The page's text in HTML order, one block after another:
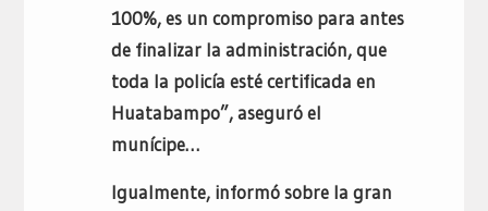
100%, es un compromiso para antes
de finalizar la administración, que
toda la policía esté certificada en
Huatabampo”, aseguró el
munícipe…
Igualmente, informó sobre la gran